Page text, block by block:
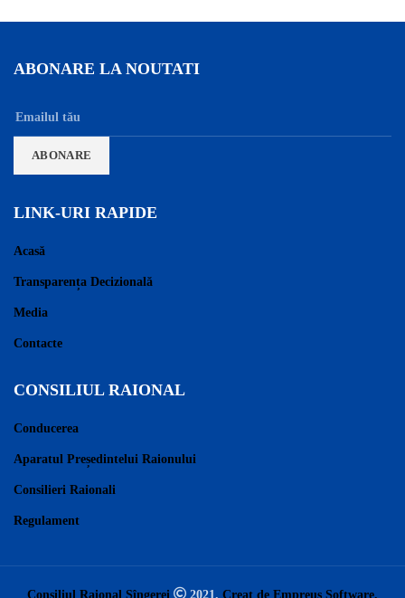
ABONARE LA NOUTATI
LINK-URI RAPIDE
Acasă
Transparența Decizională
Media
Contacte
CONSILIUL RAIONAL
Conducerea
Aparatul Președintelui Raionului
Consilieri Raionali
Regulament
Consiliul Raional Sîngerei 2021. Creat de Empreus Software.